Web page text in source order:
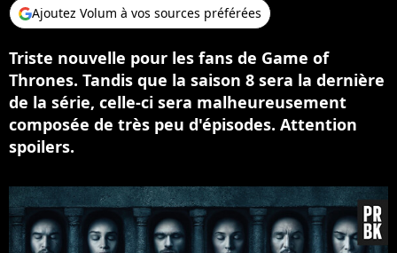
Ajoutez Volum à vos sources préférées
Triste nouvelle pour les fans de Game of
Thrones. Tandis que la saison 8 sera la dernière
de la série, celle-ci sera malheureusement
composée de très peu d'épisodes. Attention
spoilers.